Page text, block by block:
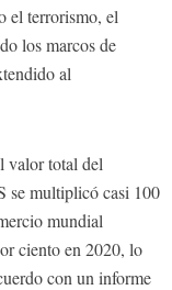
el terrorismo, el
los marcos de
al
valor total del
se multiplicó casi 100
mundial
ciento en 2020, lo
con un informe